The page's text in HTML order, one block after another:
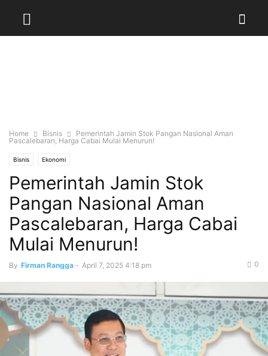
Home Bisnis
Pemerintah Jamin Stok Pangan Nasional Aman
Pascalebaran, Harga Cabai Mulai Menurun!
Bisnis Ekonomi
Pemerintah Jamin Stok
Pangan Nasional Aman
Pascalebaran, Harga Cabai
Mulai Menurun!
By Firman Rangga - April 7, 2025 4:18 pm 0